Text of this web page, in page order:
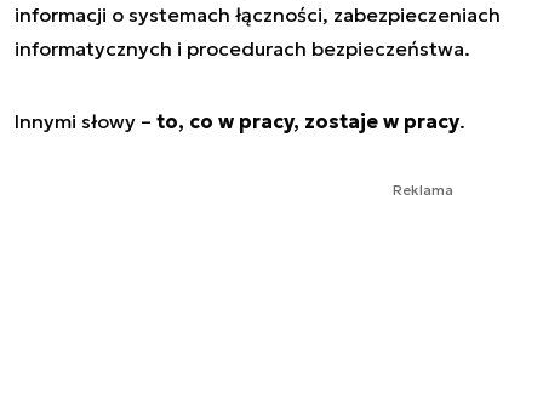
informacji o systemach łączności, zabezpieczeniach
informatycznych i procedurach bezpieczeństwa.
Innymi słowy – to, co w pracy, zostaje w pracy.
Reklama